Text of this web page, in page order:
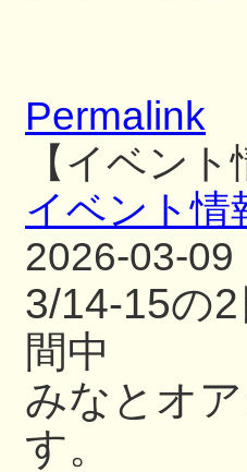
Permalink
【イベン
イベント情
2026-03-09
3/14-15の
間中
みなとオ
す。